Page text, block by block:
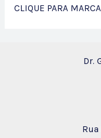
CLIQUE PARA
Dr.